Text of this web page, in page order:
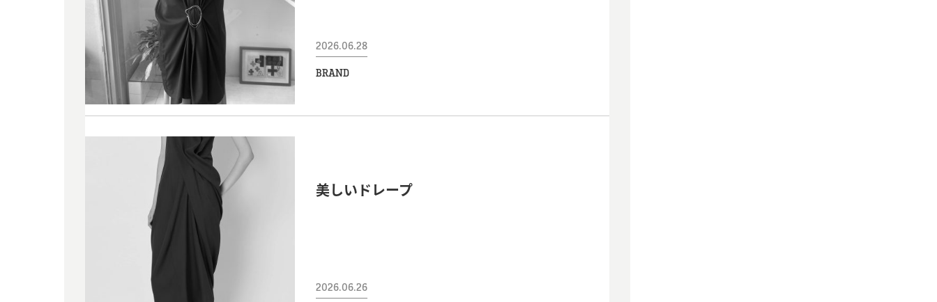
2026.06.28
BRAND
美しいドレープ
2026.06.26